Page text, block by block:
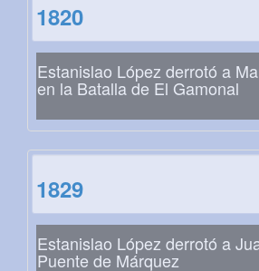
1820
Estanislao López derrotó a
en la Batalla de El Gamonal
1829
Estanislao López derrotó a
Puente de Márquez